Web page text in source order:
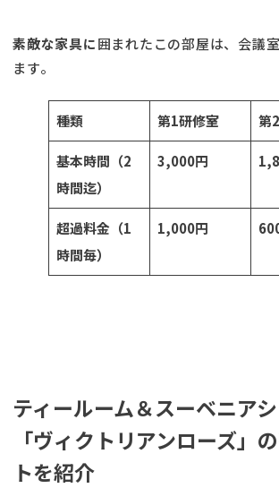
素敵な家具に囲まれたこの部屋は、会議
ます。
種類 第1研修室 第
基本時間（2
時間迄）
3,000円
超過料金（1
時間毎）
1,000円
ティールーム＆スーベニア
「ヴィクトリアンローズ」
トを紹介